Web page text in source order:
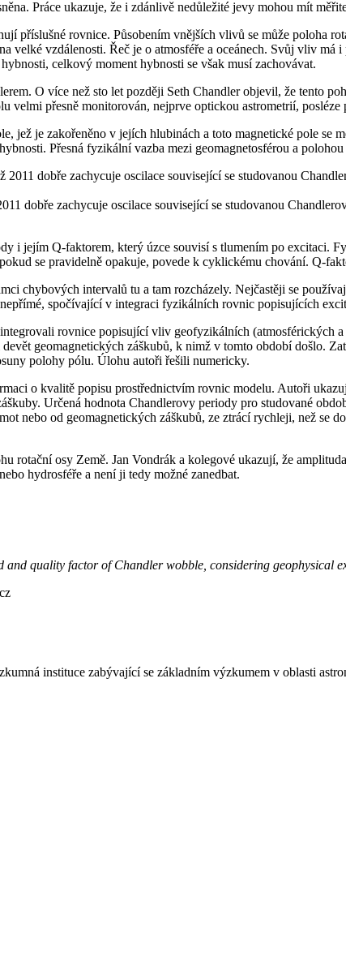
Práce ukazuje, že i zdánlivě nedůležité jevy mohou mít
příslušné rovnice. Působením vnějších vlivů se může poloha
velké vzdálenosti. Řeč je o atmosféře a oceánech. Svůj vliv
celkový moment hybnosti se však musí zachovávat.
O více než sto let později Seth Chandler objevil, že tento
velmi přesně monitorován, nejprve optickou astrometrií, posléze
jež je zakořeněno v jejích hlubinách a toto magnetické pole
Přesná fyzikální vazba mezi geomagnetosférou a
dobře zachycuje oscilace související se studovanou
i jejím Q-faktorem, který úzce souvisí s tlumením po excitaci.
se pravidelně opakuje, povede k cyklickému chování. Q-
chybových intervalů tu a tam rozcházely. Nejčastěji se
spočívající v integraci fyzikálních rovnic popisujících
rovnice popisující vliv geofyzikálních (atmosférických
geomagnetických záškubů, k nimž v tomto období došlo.
polohy pólu. Úlohu autoři řešili numericky.
o kvalitě popisu prostřednictvím rovnic modelu. Autoři
Určená hodnota Chandlerovy periody pro studované
nebo od geomagnetických záškubů, ze ztrácí rychleji, než
rotační osy Země. Jan Vondrák a kolegové ukazují, že
hydrosféře a není ji tedy možné zanedbat.
and quality factor of Chandler wobble, considering geophysical
instituce zabývající se základním výzkumem v oblasti